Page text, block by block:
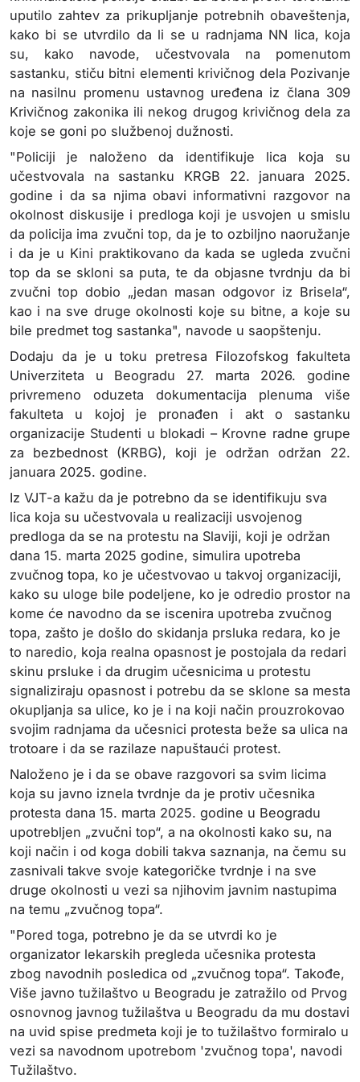
uputilo zahtev za prikupljanje potrebnih obaveštenja,
kako bi se utvrdilo da li se u radnjama NN lica, koja
su, kako navode, učestvovala na pomenutom
sastanku, stiču bitni elementi krivičnog dela Pozivanje
na nasilnu promenu ustavnog uređena iz člana 309
Krivičnog zakonika ili nekog drugog krivičnog dela za
koje se goni po službenoj dužnosti.
"Policiji je naloženo da identifikuje lica koja su
učestvovala na sastanku KRGB 22. januara 2025.
godine i da sa njima obavi informativni razgovor na
okolnost diskusije i predloga koji je usvojen u smislu
da policija ima zvučni top, da je to ozbiljno naoružanje
i da je u Kini praktikovano da kada se ugleda zvučni
top da se skloni sa puta, te da objasne tvrdnju da bi
zvučni top dobio „jedan masan odgovor iz Brisela“,
kao i na sve druge okolnosti koje su bitne, a koje su
bile predmet tog sastanka", navode u saopštenju.
Dodaju da je u toku pretresa Filozofskog fakulteta
Univerziteta u Beogradu 27. marta 2026. godine
privremeno oduzeta dokumentacija plenuma više
fakulteta u kojoj je pronađen i akt o sastanku
organizacije Studenti u blokadi – Krovne radne grupe
za bezbednost (KRBG), koji je održan održan 22.
januara 2025. godine.
Iz VJT-a kažu da je potrebno da se identifikuju sva
lica koja su učestvovala u realizaciji usvojenog
predloga da se na protestu na Slaviji, koji je održan
dana 15. marta 2025 godine, simulira upotreba
zvučnog topa, ko je učestvovao u takvoj organizaciji,
kako su uloge bile podeljene, ko je odredio prostor na
kome će navodno da se iscenira upotreba zvučnog
topa, zašto je došlo do skidanja prsluka redara, ko je
to naredio, koja realna opasnost je postojala da redari
skinu prsluke i da drugim učesnicima u protestu
signaliziraju opasnost i potrebu da se sklone sa mesta
okupljanja sa ulice, ko je i na koji način prouzrokovao
svojim radnjama da učesnici protesta beže sa ulica na
trotoare i da se razilaze napuštaući protest.
Naloženo je i da se obave razgovori sa svim licima
koja su javno iznela tvrdnje da je protiv učesnika
protesta dana 15. marta 2025. godine u Beogradu
upotrebljen „zvučni top“, a na okolnosti kako su, na
koji način i od koga dobili takva saznanja, na čemu su
zasnivali takve svoje kategoričke tvrdnje i na sve
druge okolnosti u vezi sa njihovim javnim nastupima
na temu „zvučnog topa“.
"Pored toga, potrebno je da se utvrdi ko je
organizator lekarskih pregleda učesnika protesta
zbog navodnih posledica od „zvučnog topa“. Takođe,
Više javno tužilaštvo u Beogradu je zatražilo od Prvog
osnovnog javnog tužilaštva u Beogradu da mu dostavi
na uvid spise predmeta koji je to tužilaštvo formiralo u
vezi sa navodnom upotrebom 'zvučnog topa', navodi
Tužilaštvo.